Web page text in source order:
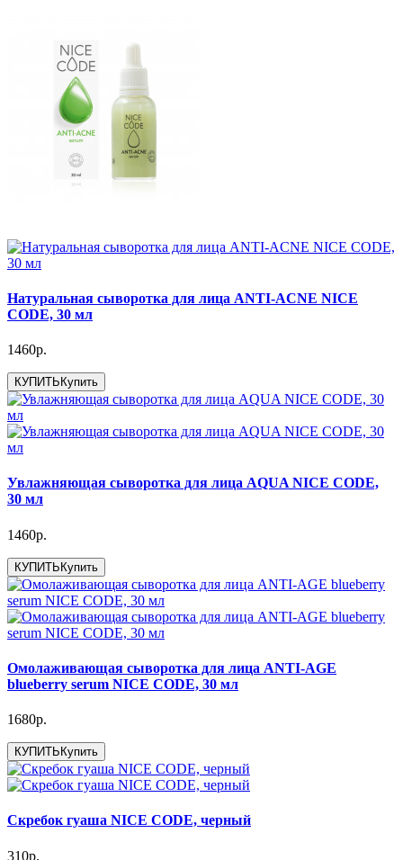
Натуральная сыворотка для лица ANTI-ACNE NICE
CODE, 30 мл
1460р.
КУПИТЬ Купить
Увлажняющая сыворотка для лица AQUA NICE CODE,
30 мл
1460р.
КУПИТЬКупить
Омолаживающая сыворотка для лица ANTI-AGE
blueberry serum NICE CODE, 30 мл
1680р.
КУПИТЬ Купить
Скребок гуаша NICE CODE, черный
310р.